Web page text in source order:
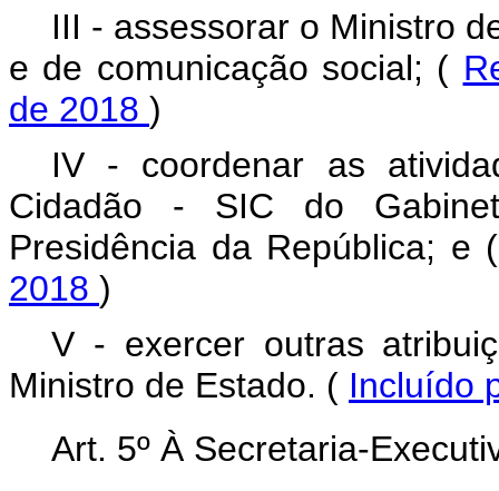
III - assessorar o Ministro
e de comunicação social; (
de 2018 )
IV - coordenar as
Cidadão - SIC do
Presidência da República; e
2018 )
V - exercer outras
Ministro de Estado. ( Incluído
Art. 5º À Secretaria-